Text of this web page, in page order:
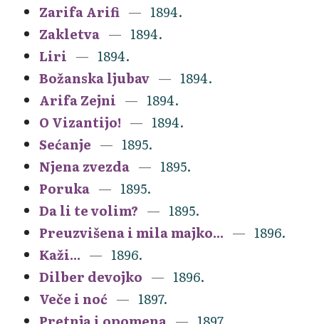
Zarifa Arifi
1894.
Zakletva
1894.
Liri
1894.
Božanska ljubav
1894.
Arifa Zejni
1894.
O Vizantijo!
1894.
Sećanje
1895.
Njena zvezda
1895.
Poruka
1895.
Da li te volim?
1895.
Preuzvišena i mila majko...
1896.
Kaži...
1896.
Dilber devojko
1896.
Veče i noć
1897.